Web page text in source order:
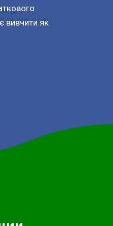
вивчити як